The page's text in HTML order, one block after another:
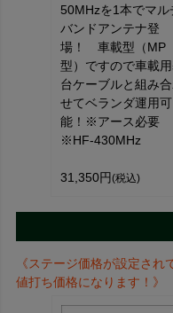
50MHzを1本でマル
バンドアンテナ登
場！ 車載型（MP
型）ですので車載
台ケーブルと組み
せてベランダ運用可
能！※アース必要
※HF-430MHz
31,350円 (税込)
《ステージ価格が設定さ
値打ち価格になります！》